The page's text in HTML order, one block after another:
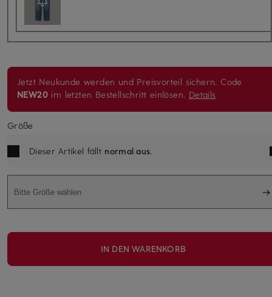
Jetzt Neukunde werden und Preisvorteil sichern. Code
NEW20 im letzten Bestellschritt einlösen. Details
Größe
Dieser Artikel fällt normal aus.
Bitte Größe wählen
IN DEN WARENKORB